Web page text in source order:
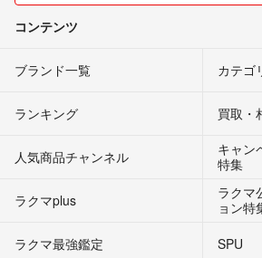
コンテンツ
ブランド一覧 カテゴ
ランキング 買取・
人気商品チャンネル
キャン
特集
ラクマplus
ラクマ
ョン特
ラクマ最強鑑定
SPU